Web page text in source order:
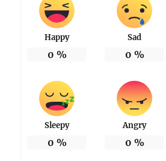
Happy
0 %
Sad
0 %
Sleepy
0 %
Angry
0 %